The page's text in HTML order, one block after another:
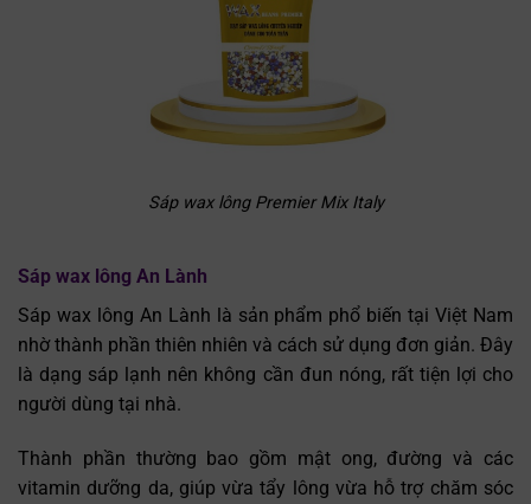
Sáp wax lông Premier Mix Italy
Sáp wax lông An Lành
Sáp wax lông An Lành là sản phẩm phổ biến tại Việt Nam
nhờ thành phần thiên nhiên và cách sử dụng đơn giản. Đây
là dạng sáp lạnh nên không cần đun nóng, rất tiện lợi cho
người dùng tại nhà.
Thành phần thường bao gồm mật ong, đường và các
vitamin dưỡng da, giúp vừa tẩy lông vừa hỗ trợ chăm sóc